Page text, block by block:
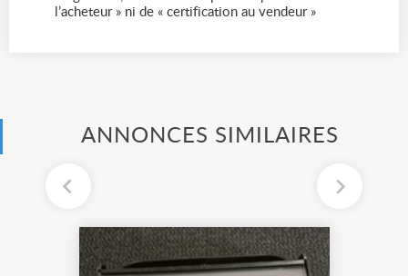
l’acheteur » ni de « certification au vendeur »
ANNONCES SIMILAIRES